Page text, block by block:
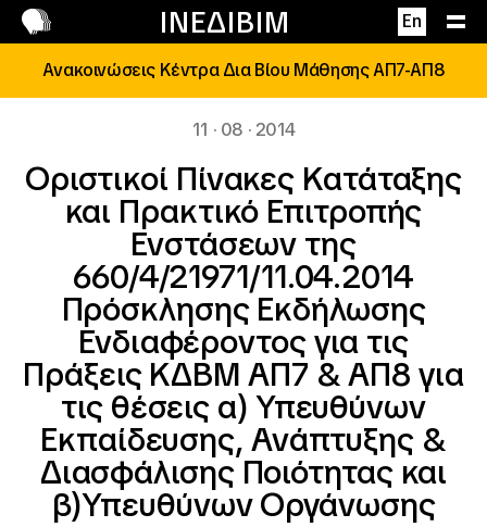
ΙΝΕΔΙΒΙΜ En
Επικοινωνία
Ανακοινώσεις Κέντρα Δια Βίου Μάθησης ΑΠ7-ΑΠ8
11 · 08 · 2014
Οριστικοί Πίνακες Κατάταξης
και Πρακτικό Επιτροπής
Ενστάσεων της
660/4/21971/11.04.2014
Πρόσκλησης Εκδήλωσης
Ενδιαφέροντος για τις
Πράξεις ΚΔΒΜ ΑΠ7 & ΑΠ8 για
τις θέσεις α) Υπευθύνων
Εκπαίδευσης, Ανάπτυξης &
Διασφάλισης Ποιότητας και
β)Υπευθύνων Οργάνωσης